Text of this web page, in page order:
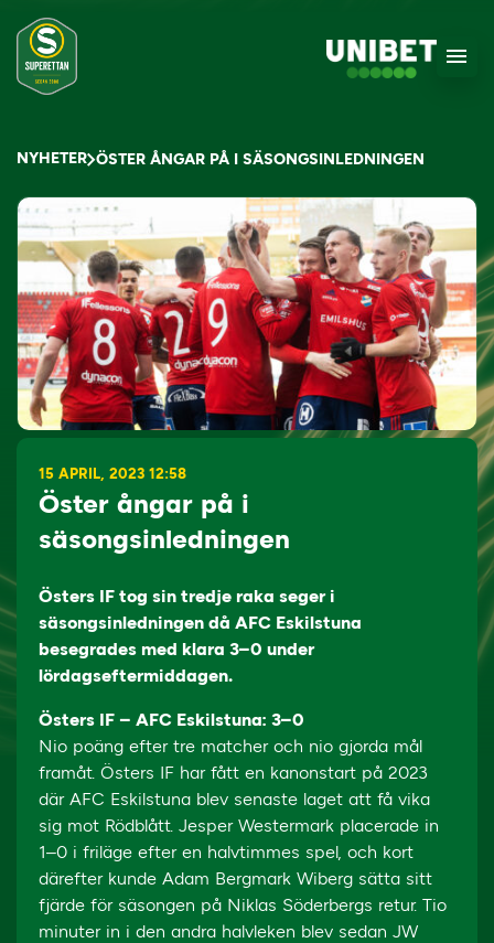
NYHETER ÖSTER ÅNGAR PÅ I SÄSONGSINLEDNINGEN
15 APRIL, 2023 12:58
Öster ångar på i
säsongsinledningen
Östers IF tog sin tredje raka seger i
säsongsinledningen då AFC Eskilstuna
besegrades med klara 3–0 under
lördagseftermiddagen.
Östers IF – AFC Eskilstuna: 3–0
Nio poäng efter tre matcher och nio gjorda mål
framåt. Östers IF har fått en kanonstart på 2023
där AFC Eskilstuna blev senaste laget att få vika
sig mot Rödblått. Jesper Westermark placerade in
1–0 i friläge efter en halvtimmes spel, och kort
därefter kunde Adam Bergmark Wiberg sätta sitt
fjärde för säsongen på Niklas Söderbergs retur. Tio
minuter in i den andra halvleken blev sedan JW